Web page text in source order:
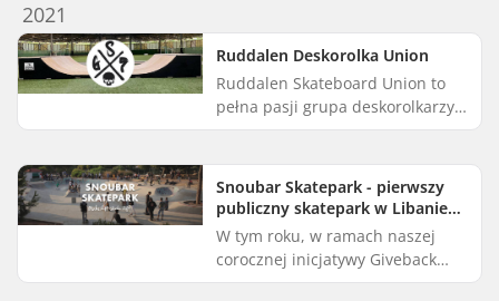
2021
Ruddalen Deskorolka Union
Ruddalen Skateboard Union to
pełna pasji grupa deskorolkarzy z
Göteborga w Szwecji. Oferują
początkującym, którzy chcą s...
Snoubar Skatepark - pierwszy
publiczny skatepark w Libanie
otwiera się w Bejrucie
W tym roku, w ramach naszej
corocznej inicjatywy Giveback
Friday, z radością tworzymy